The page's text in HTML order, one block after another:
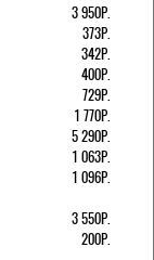
3 950Р.
373Р.
342Р.
400Р.
729Р.
1 770Р.
5 290Р.
1 063Р.
1 096Р.
3 550Р.
200Р.